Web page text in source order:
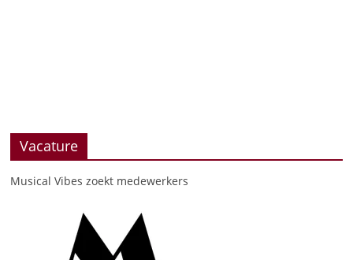
Vacature
Musical Vibes zoekt medewerkers